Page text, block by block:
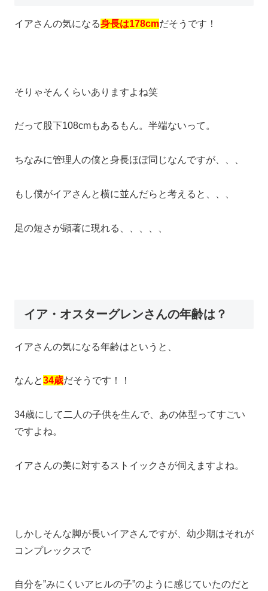
イアさんの気になる身長は178cmだそうです！
そりゃそんくらいありますよね笑
だって股下108cmもあるもん。半端ないって。
ちなみに管理人の僕と身長ほぼ同じなんですが、、、
もし僕がイアさんと横に並んだらと考えると、、、
足の短さが顕著に現れる、、、、、
イア・オスターグレンさんの年齢は？
イアさんの気になる年齢はというと、
なんと34歳だそうです！！
34歳にして二人の子供を生んで、あの体型ってすごい
ですよね。
イアさんの美に対するストイックさが伺えますよね。
しかしそんな脚が長いイアさんですが、幼少期はそれが
コンプレックスで
自分を”みにくいアヒルの子”のように感じていたのだと